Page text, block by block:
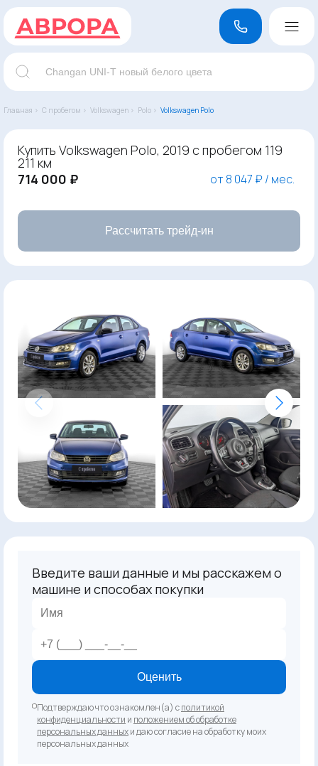
Главная › С пробегом › Volkswagen › Polo › Volkswagen Polo
Купить Volkswagen Polo, 2019 с пробегом 119
211 км
714 000 ₽
от 8 047 ₽ / мес.
Рассчитать трейд-ин
Введите ваши данные и мы расскажем о
машине и способах покупки
Оценить
Подтверждаю что ознакомлен(а) сполитикой
конфиденциальности и положением об обработке
персональных данныхи даю согласие на обработку моих
персональных данных